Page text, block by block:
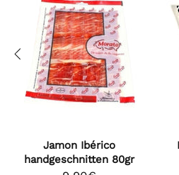
Jamon Ibérico
handgeschnitten 80gr